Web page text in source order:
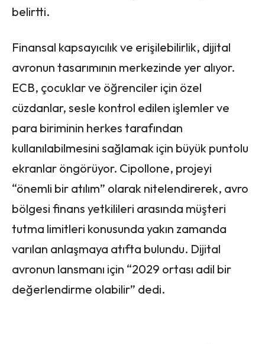
belirtti.
Finansal kapsayıcılık ve erişilebilirlik, dijital
avronun tasarımının merkezinde yer alıyor.
ECB, çocuklar ve öğrenciler için özel
cüzdanlar, sesle kontrol edilen işlemler ve
para biriminin herkes tarafından
kullanılabilmesini sağlamak için büyük puntolu
ekranlar öngörüyor. Cipollone, projeyi
“önemli bir atılım” olarak nitelendirerek, avro
bölgesi finans yetkilileri arasında müşteri
tutma limitleri konusunda yakın zamanda
varılan anlaşmaya atıfta bulundu. Dijital
avronun lansmanı için “2029 ortası adil bir
değerlendirme olabilir” dedi.